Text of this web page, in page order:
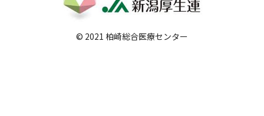
反社会的勢力に対する基本方針
院内感染対策指針© 2021 柏崎総合医療センター